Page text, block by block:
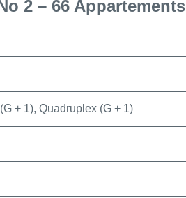
2 – 66 Appartements
+ 1), Quadruplex (G + 1)